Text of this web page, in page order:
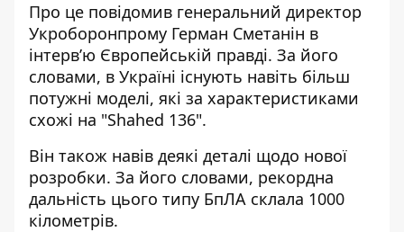
Про це повідомив генеральний директор
Укроборонпрому Герман Сметанін в
інтерв’ю Європейській правді. За його
словами, в Україні існують навіть більш
потужні моделі, які за характеристиками
схожі на "Shahed 136".
Він також навів деякі деталі щодо нової
розробки. За його словами, рекордна
дальність цього типу БпЛА склала 1000
кілометрів.